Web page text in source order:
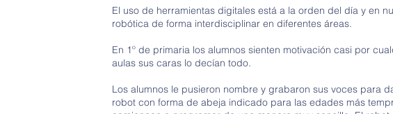
El uso de herramientas digitales está a la orden del día y en
robótica de forma interdisciplinar en diferentes áreas.
En 1º de primaria los alumnos sienten motivación casi por
aulas sus caras lo decían todo.
Los alumnos le pusieron nombre y grabaron sus voces para
robot con forma de abeja indicado para las edades más